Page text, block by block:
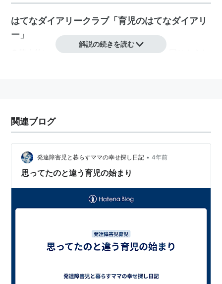
はてなダイアリークラブ「育児のはてなダイアリ
ー」
●基本的に いのちのはてなダイアリー と同じような
みつかる筈です。
私（達）はこうやって（育児）のりきったとか、サーク
体験談や聞いた話もいいと思います。
夜泣き
幼児虐待
解説の続きを読む
関連ブログ
発達障害児と暮らすママの幸せ探し日記 • 4年前
思ってたのと違う育児の始まり